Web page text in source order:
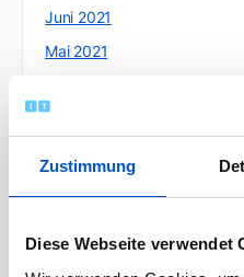
Zustimmung
Diese Webseite verwendet
Juni 2021
Mai 2021
März 2021
November 2020